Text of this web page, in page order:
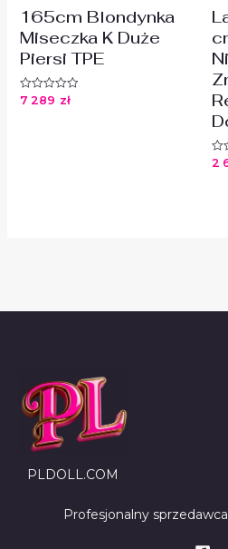
165cm Blondynka
Miseczka K Duże
Piersi TPE
Oceniono
7 289 zł
2
PLDOLL.COM
Profesjonalny